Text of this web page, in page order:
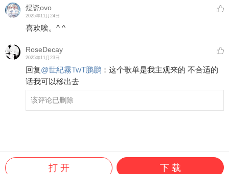
煜瓷ovo
2025年11月24日
喜欢唉。^ ^
RoseDecay
2025年11月23日
回复@世紀霧TwT鹏鹏 ： 这个歌单是我主观来的 不合适的
话我可以移出去
该评论已删除
打 开 下 载